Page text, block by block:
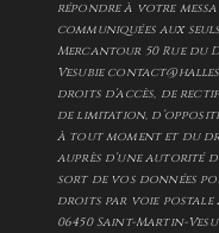
répondre à votre
communiquées aux
Mercantour 50 Rue du
Vesubie
droits d’accès, de
de limitation,
à tout moment et du
auprès d’une autorité
sort de vos données
droits par voie postale
06450 Saint-Martin-